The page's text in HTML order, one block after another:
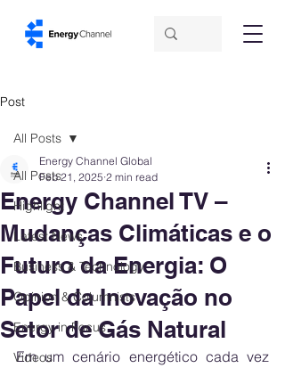
Post
All Posts
Highlight
Latest News
Business & Technology
Opinion & Columnists
Energy in Focus
Videos
All Posts
Energy Channel TV –
Mudanças Climáticas e o
Futuro da Energia: O
Papel da Inovação no
Setor de Gás Natural
Energy Channel Global
Feb 21, 2025 2 min read
Em um cenário energético cada vez